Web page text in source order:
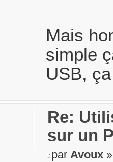
Mais
simple
USB,
Re:
sur un
parAvoux